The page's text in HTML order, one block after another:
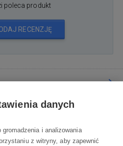
poleca produkt
RECENZJĘ
danych
i analizowania
z witryny, aby zapewnić